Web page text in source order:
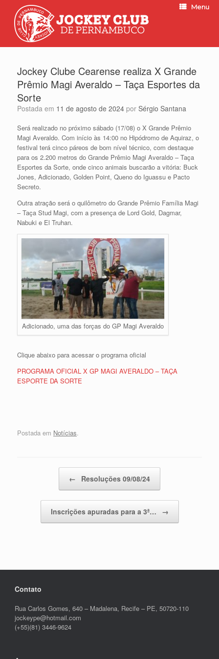
Menu
Jockey Clube Cearense realiza X Grande
Prêmio Magi Averaldo – Taça Esportes da
Sorte
Postada em 11 de agosto de 2024 por Sérgio Santana
Será realizado no próximo sábado (17/08) o X Grande Prêmio
Magi Averaldo. Com início às 14:00 no Hipódromo de Aquiraz, o
festival terá cinco páreos de bom nível técnico, com destaque
para os 2.200 metros do Grande Prêmio Magi Averaldo – Taça
Esportes da Sorte, onde cinco animais buscarão a vitória: Buck
Jones, Adicionado, Golden Point, Queno do Iguassu e Pacto
Secreto.
Outra atração será o quilômetro do Grande Prêmio Família Magi
– Taça Stud Magi, com a presença de Lord Gold, Dagmar,
Nabuki e El Truhan.
Adicionado, uma das forças do GP Magi Averaldo
Clique abaixo para acessar o programa oficial
PROGRAMA OFICIAL X GP MAGI AVERALDO – TAÇA
ESPORTE DA SORTE
Postada em Notícias.
← Resoluções 09/08/24
Inscrições apuradas para a 3ª… →
Contato
Rua Carlos Gomes, 640 – Madalena, Recife – PE, 50720-110
jockeype@hotmail.com
(+55)(81) 3446-9624